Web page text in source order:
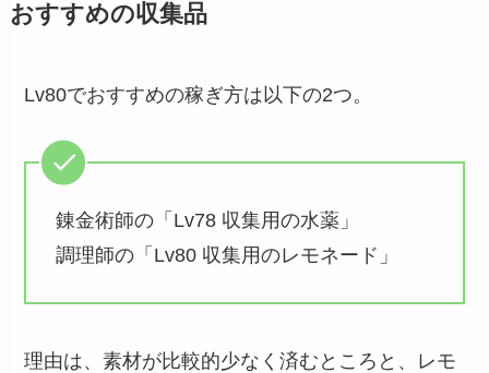
おすすめの収集品
Lv80でおすすめの稼ぎ方は以下の2つ。
錬金術師の「Lv78 収集用の水薬」
調理師の「Lv80 収集用のレモネード」
理由は、素材が比較的少なく済むところと、レモ